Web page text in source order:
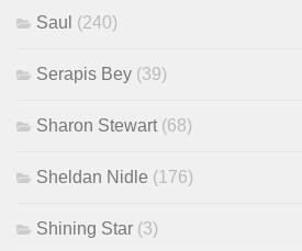
Saul (240)
Serapis Bey (39)
Sharon Stewart (68)
Sheldan Nidle (176)
Shining Star (3)